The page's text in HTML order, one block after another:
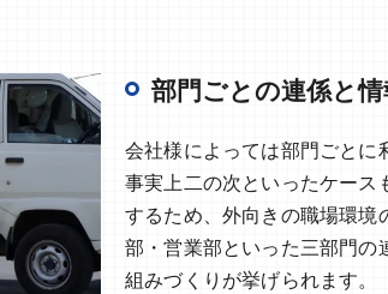
部門ごとの連係と
会社様によっては部門ごとに
事実上二の次といったケー
するため、外向きの職場環
部・営業部といった三部門
組みづくりが挙げられます。